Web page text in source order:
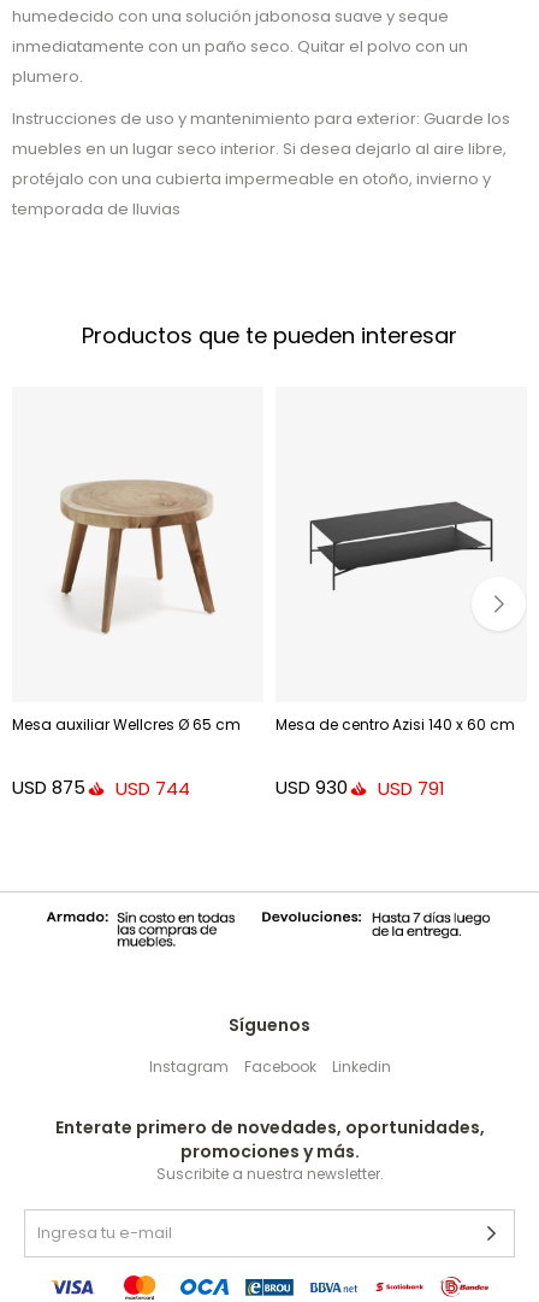
humedecido con una solución jabonosa suave y seque
inmediatamente con un paño seco. Quitar el polvo con un
plumero.
Instrucciones de uso y mantenimiento para exterior: Guarde los
muebles en un lugar seco interior. Si desea dejarlo al aire libre,
protéjalo con una cubierta impermeable en otoño, invierno y
temporada de lluvias
Productos que te pueden interesar
Mesa auxiliar Wellcres Ø 65 cm
USD 875 USD 744
Mesa de centro Azisi 140 x 60 cm
USD 930 USD 791
Síguenos
Instagram Facebook Linkedin
Enterate primero de novedades, oportunidades,
promociones y más.
Suscribite a nuestra newsletter.